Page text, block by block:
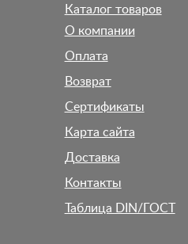
Каталог товаров
О компании
Оплата
Возврат
Сертификаты
Карта сайта
Доставка
Контакты
Таблица DIN/ГОСТ